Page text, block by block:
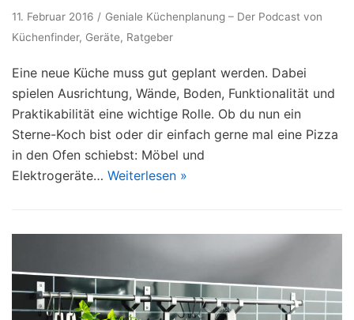
11. Februar 2016
Geniale Küchenplanung – Der Podcast von
Küchenfinder, Geräte, Ratgeber
Eine neue Küche muss gut geplant werden. Dabei
spielen Ausrichtung, Wände, Boden, Funktionalität und
Praktikabilität eine wichtige Rolle. Ob du nun ein
Sterne-Koch bist oder dir einfach gerne mal eine Pizza
in den Ofen schiebst: Möbel und
Elektrogeräte… Weiterlesen »